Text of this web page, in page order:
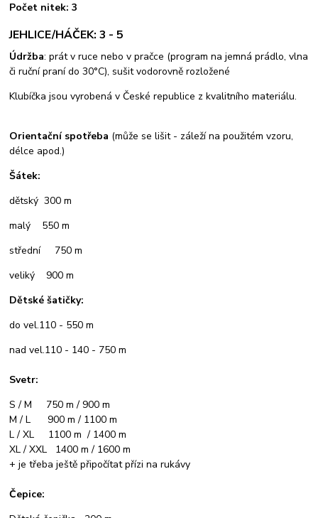
Počet nitek: 3
JEHLICE/HÁČEK: 3 - 5
Údržba: prát v ruce nebo v pračce (program na jemná prádlo, vlna
či ruční praní do 30°C), sušit vodorovně rozložené
Klubíčka jsou vyrobená v České republice z kvalitního materiálu.
Orientační spotřeba (může se lišit - záleží na použitém vzoru,
délce apod.)
Šátek:
dětský 300 m
malý 550 m
střední 750 m
veliký 900 m
Dětské šatičky:
do vel.110 - 550 m
nad vel.110 - 140 - 750 m
Svetr:
S / M 750 m / 900 m
M / L 900 m / 1100 m
L / XL 1100 m / 1400 m
XL / XXL 1400 m / 1600 m
+ je třeba ještě připočítat přízi na rukávy
Čepice: